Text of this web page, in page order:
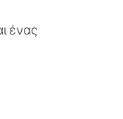
ένας